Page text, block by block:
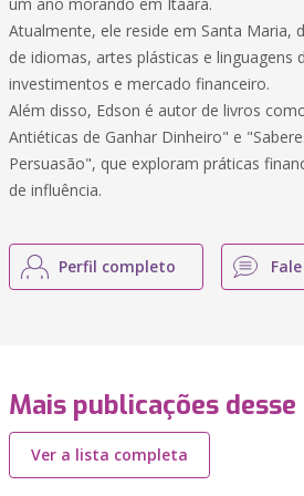
Atualmente, ele reside em Santa Maria,
de idiomas, artes plásticas e linguagens
investimentos e mercado financeiro.
Além disso, Edson é autor de livros
Antiéticas de Ganhar Dinheiro" e
Persuasão", que exploram práticas
de influência.
Perfil completo
Mais publicações
Ver a lista completa